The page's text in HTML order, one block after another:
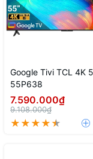
Google Tivi TCL 4K
55P638
7.590.000₫
9.108.000₫